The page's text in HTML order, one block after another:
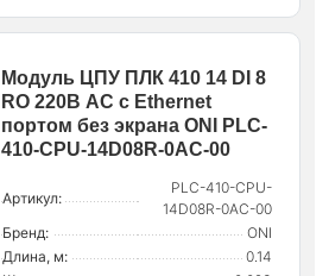
Модуль ЦПУ ПЛК 410 14 DI 8
RO 220В AC с Ethernet
портом без экрана ONI PLC-
410-CPU-14D08R-0AC-00
Артикул:
PLC-410-CPU-
14D08R-0AC-00
Бренд:
ONI
Длина, м:
0.14